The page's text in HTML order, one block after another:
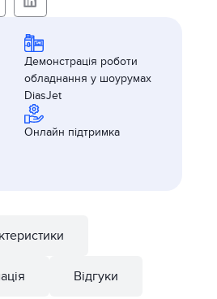
Демонстрація роботи
обладнання у шоурумах
DiasJet
Онлайн підтримка
Відгуки